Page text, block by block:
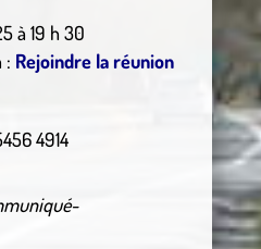
à 19 h 30
: Rejoindre la réunion
4914